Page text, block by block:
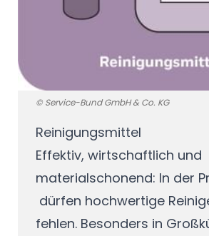
© Service-Bund GmbH & Co. KG
Reinigungsmittel
Effektiv, wirtschaftlich und
materialschonend: In der
dürfen hochwertige
fehlen. Besonders in